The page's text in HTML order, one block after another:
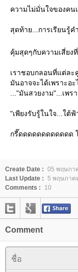
ความไม่มั่นใจของคน
สุดท้าย...การเรียนรู้ค
คุ้มสุดๆกับความเสี่ยง
เราชอบกลอนที่แต่ละ
มันอาจจะได้เพราะอ
..."มันสวยงาม"...เพ
"เพียงรับรู้ในใจ...ใต้
กรี๊ดดดดดดดดดดดด
Create Date : 05 พฤษภา
Last Update : 5 พฤษภาค
Comments :
10
Comment